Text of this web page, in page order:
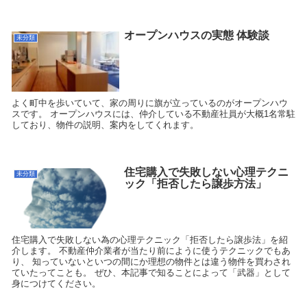
未分類 オープンハウスの実態 体験談
よく町中を歩いていて、家の周りに旗が立っているのがオープンハウ
スです。 オープンハウスには、仲介している不動産社員が大概1名常駐
しており、物件の説明、案内をしてくれます。
未分類
住宅購入で失敗しない心理テクニ
ック「拒否したら譲歩方法」
住宅購入で失敗しない為の心理テクニック「拒否したら譲歩法」を紹
介します。 不動産仲介業者が当たり前にように使うテクニックでもあ
り、 知っていないといつの間にか理想の物件とは違う物件を買わされ
ていたってことも。 ぜひ、本記事で知ることによって「武器」として
身につけてください。